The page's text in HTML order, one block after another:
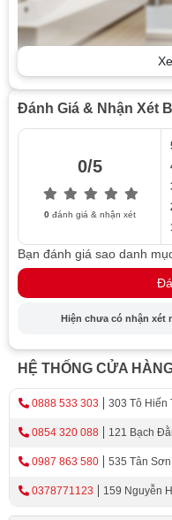
Lợi ích của việc
Tính năng cần
đặt âm
Chất liệu bồn
Hệ thống xả
Bồn tắm chữ nhật
Lưu ý khi chọn mua
Xem xét chất
Kiểm tra kích
không gian
Xem xét tính
Đánh Giá & Nhận Xét
0/5
0đánh giá & nhận xét
Bạn đánh giá sao danh
Hiện chưa có nhận xét
HỆ THỐNG CỬA
0888 533 303 303 Tô Hiến
0854 320 088 121 Bạch
0987 863 580 535 Tân
0378771123
159 Nguyễn